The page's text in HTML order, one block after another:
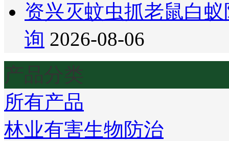
资兴灭蚊虫抓老鼠白
询 2026-08-06
产品分类
所有产品
林业有害生物防治